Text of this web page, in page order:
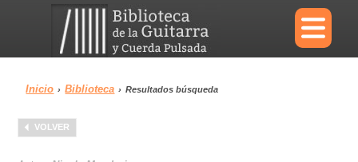
×
Menu
Inicio › Biblioteca › Resultados búsqueda
VOLVER